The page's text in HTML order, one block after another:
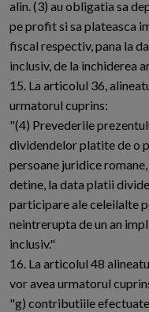
alin. (3) au obligatia sa
pe profit si sa plateasca
fiscal respectiv, pana la
inclusiv, de la inchiderea
15. La articolul 36,
urmatorul cuprins:
"(4) Prevederile
dividendelor platite de o
persoane juridice
detine, la data platii
participare ale celeilalte
neintrerupta de un an
inclusiv."
16. La articolul 48
vor avea urmatorul
"g) contributiile